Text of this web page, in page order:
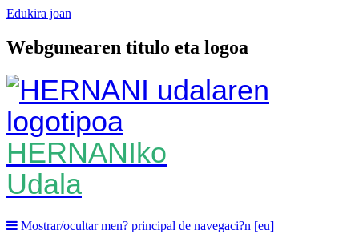
Edukira joan
Webgunearen titulo eta logoa
HERNANIko
Udala
Mostrar/ocultar men? principal de navegaci?n [eu]